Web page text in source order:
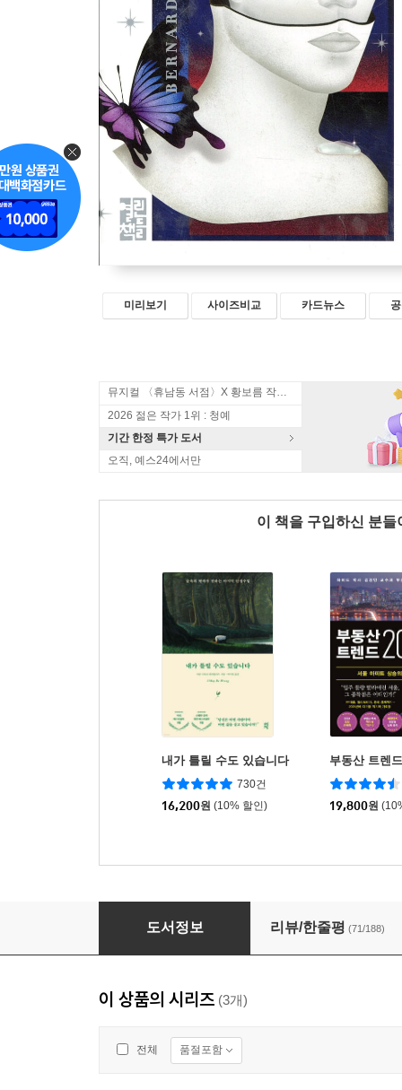
미리보기 사이즈비교 카드뉴스
뮤지컬 〈휴남동 서점〉X 황보름 작가 북토크
2026 젊은 작가 1위 : 청예
기간 한정 특가 도서
오직, 예스24에서만
이 책을 구입하신 분
내가 틀릴 수도 있습니다
730건
16,200원 (10% 할인)
부동산 트렌
19,800원
도서정보 리뷰/한줄평 (71/188)
이 상품의 시리즈 (3개)
전체 품절포함